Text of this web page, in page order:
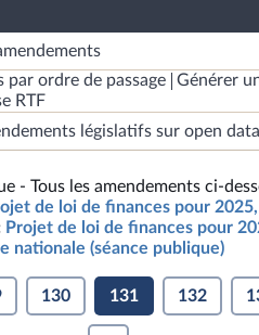
par ordre de passage
Générer
RTF
législatifs sur open data
- Tous les amendements ci-
de loi de finances pour
Projet de loi de finances pour
nationale (séance publique)
130 131 132